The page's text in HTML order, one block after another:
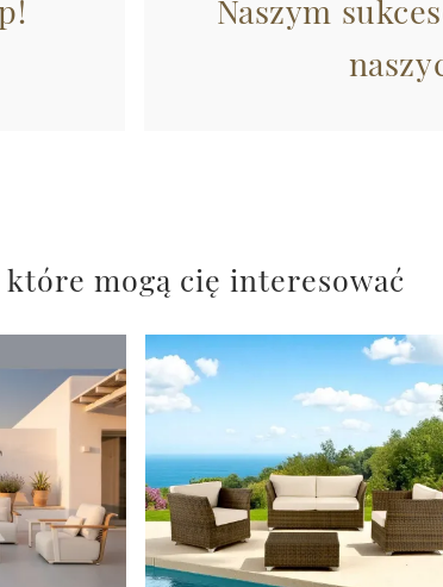
Naszym
mogą cię interesować